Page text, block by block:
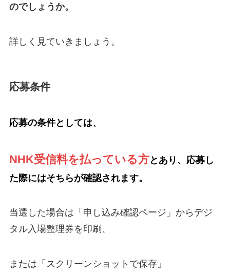
のでしょうか。
詳しく見ていきましょう。
応募条件
応募の条件としては、
NHK受信料を払っている方とあり、応募し
た際にはそちらが確認されます。
当選した場合は「申し込み確認ページ」からデジ
タル入場整理券を印刷、
または「スクリーンショットで保存」